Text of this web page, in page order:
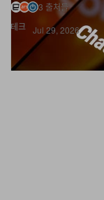
테크
3 출처들
Jul 29, 2026